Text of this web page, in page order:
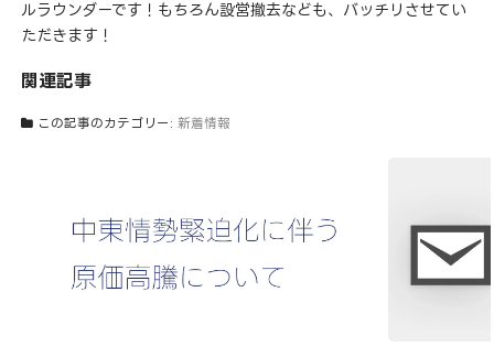
ルラウンダーです！もちろん設営撤去なども、バッチリさせてい
ただきます！
関連記事
この記事のカテゴリー: 新着情報